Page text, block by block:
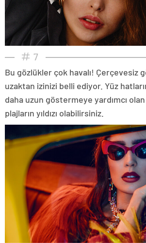
7
Bu gözlükler çok havalı! Çerçevesiz
uzaktan izinizi belli ediyor. Yüz
daha uzun göstermeye yardımcı
plajların yıldızı olabilirsiniz.